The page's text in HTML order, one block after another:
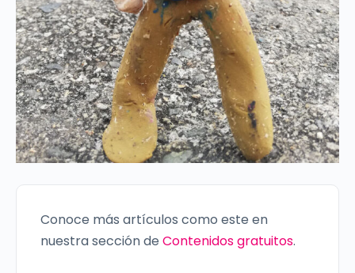
Conoce más artículos como este en
nuestra sección de Contenidos gratuitos.